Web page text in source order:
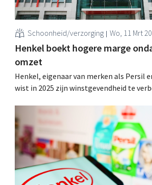
Schoonheid/verzorging Wo, 11 Mrt
Henkel boekt hogere marge
omzet
Henkel, eigenaar van merken als Persil
wist in 2025 zijn winstgevendheid te